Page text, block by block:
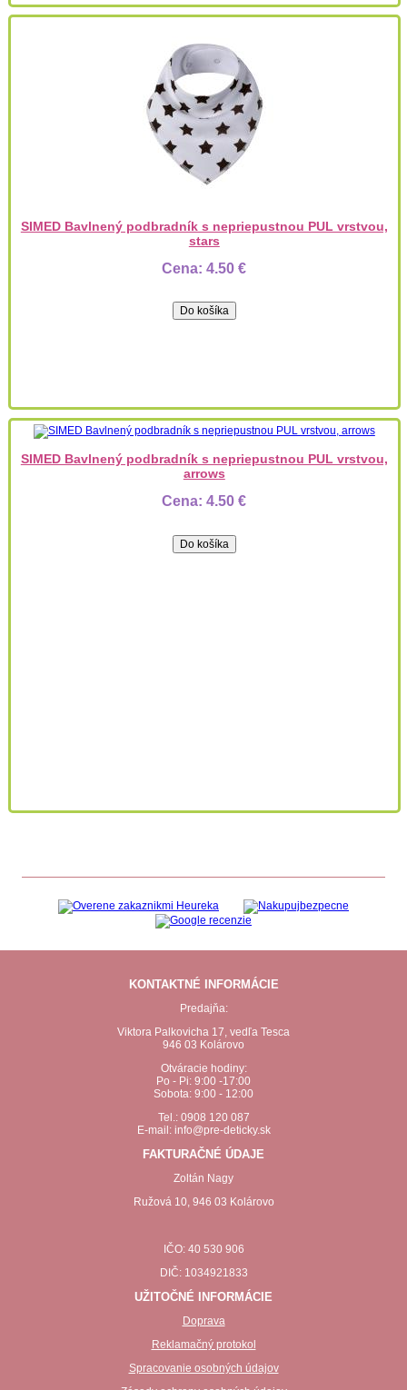
SIMED Bavlnený podbradník s nepriepustnou PUL vrstvou,
stars
Cena:4.50 €
SIMED Bavlnený podbradník s nepriepustnou PUL vrstvou,
arrows
Cena:4.50 €
KONTAKTNÉ INFORMÁCIE
Predajňa:
Viktora Palkovicha 17, vedľa Tesca
946 03 Kolárovo
Otváracie hodiny:
Po - Pi: 9:00 -17:00
Sobota: 9:00 - 12:00
Tel.: 0908 120 087
E-mail: info@pre-deticky.sk
FAKTURAČNÉ ÚDAJE
Zoltán Nagy
Ružová 10, 946 03 Kolárovo
IČO: 40 530 906
DIČ: 1034921833
UŽITOČNÉ INFORMÁCIE
Doprava
Reklamačný protokol
Spracovanie osobných údajov